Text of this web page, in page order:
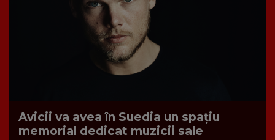
Avicii va avea în Suedia un spaţiu
memorial dedicat muzicii sale